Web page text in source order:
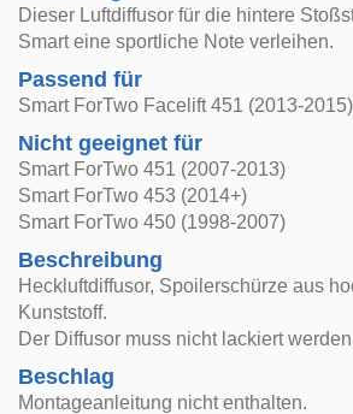
Dieser Luftdiffusor für die hintere
Smart eine sportliche Note verleihen.
Passend für
Smart ForTwo Facelift 451 (2013-2015)
Nicht geeignet für
Smart ForTwo 451 (2007-2013)
Smart ForTwo 453 (2014+)
Smart ForTwo 450 (1998-2007)
Beschreibung
Heckluftdiffusor, Spoilerschürze aus
Kunststoff.
Der Diffusor muss nicht lackiert werden
Beschlag
Montageanleitung nicht enthalten.